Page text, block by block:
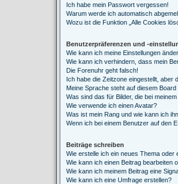
Ich habe mein Passwort vergessen!
Warum werde ich automatisch
Wozu ist die Funktion „Alle Cookies
Benutzerpräferenzen und -
Wie kann ich meine Einstellungen
Wie kann ich verhindern, dass mein
Die Forenuhr geht falsch!
Ich habe die Zeitzone eingestellt, aber
Meine Sprache steht auf diesem
Was sind das für Bilder, die bei
Wie verwende ich einen Avatar?
Was ist mein Rang und wie kann ich
Wenn ich bei einem Benutzer auf den
Beiträge schreiben
Wie erstelle ich ein neues Thema oder
Wie kann ich einen Beitrag bearbeiten
Wie kann ich meinem Beitrag eine
Wie kann ich eine Umfrage erstellen?